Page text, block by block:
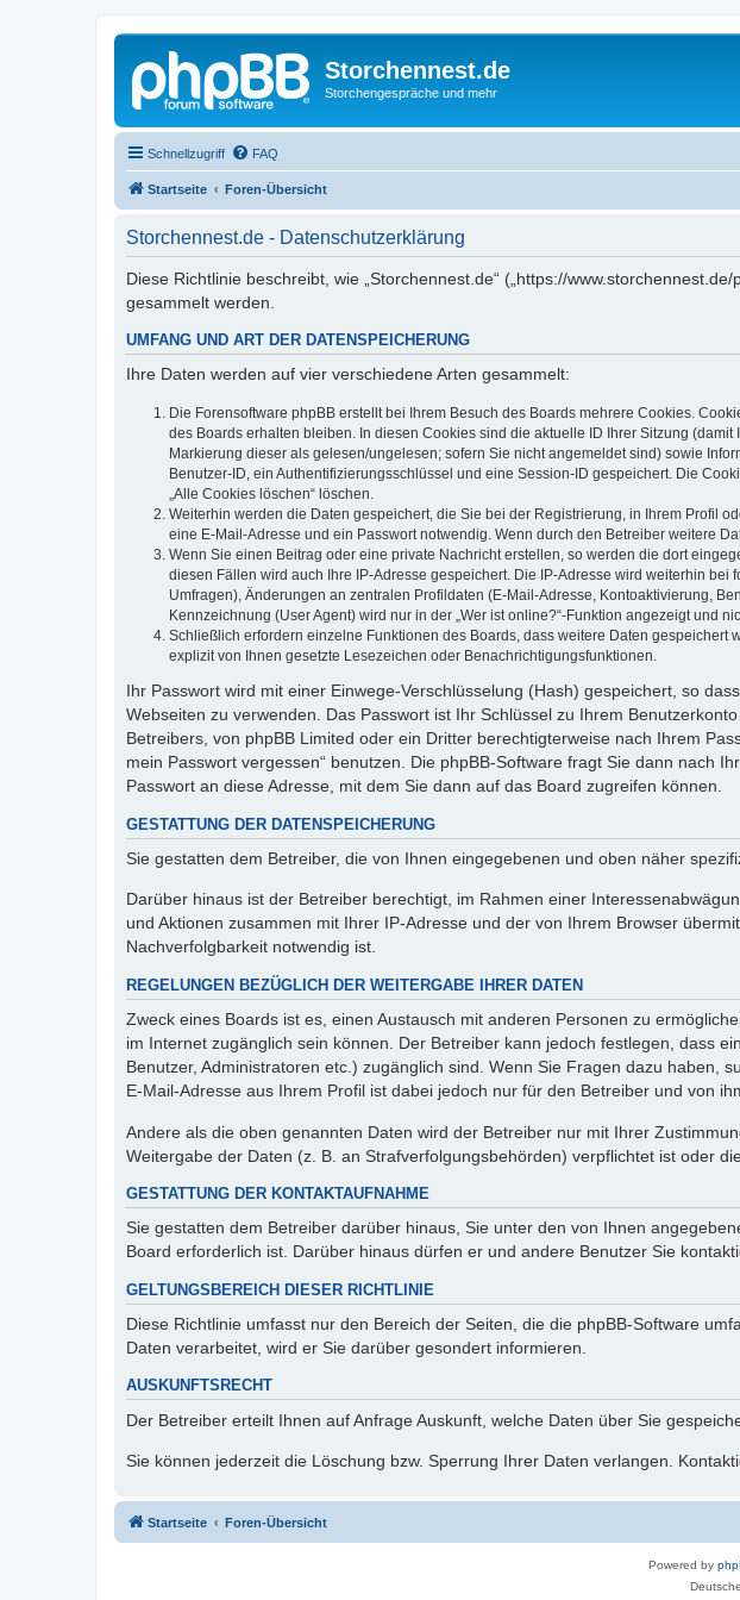
Storchennest.de
Storchengespräche und mehr
Schnellzugriff FAQ
Startseite Foren-Übersicht
Storchennest.de - Datenschutzerklärung
Diese Richtlinie beschreibt, wie „Storchennest.de“ („https://
gesammelt werden.
UMFANG UND ART DER DATENSPEICHERUNG
Ihre Daten werden auf vier verschiedene Arten gesammelt:
Die Forensoftware phpBB erstellt bei Ihrem Besuch des Boards mehrere Cookies.
des Boards erhalten bleiben. In diesen Cookies sind die aktuelle ID Ihrer Sitzung
Markierung dieser als gelesen/ungelesen; sofern Sie nicht angemeldet sind) sowie
Benutzer-ID, ein Authentifizierungsschlüssel und eine Session-ID gespeichert. Die
„Alle Cookies löschen“ löschen.
Weiterhin werden die Daten gespeichert, die Sie bei der Registrierung, in Ihrem Profil
eine E-Mail-Adresse und ein Passwort notwendig. Wenn durch den Betreiber weitere
Wenn Sie einen Beitrag oder eine private Nachricht erstellen, so werden die dort
diesen Fällen wird auch Ihre IP-Adresse gespeichert. Die IP-Adresse wird weiterhin
Umfragen), Änderungen an zentralen Profildaten (E-Mail-Adresse, Kontoaktivierung,
Kennzeichnung (User Agent) wird nur in der „Wer ist online?“-Funktion angezeigt und
Schließlich erfordern einzelne Funktionen des Boards, dass weitere Daten
explizit von Ihnen gesetzte Lesezeichen oder Benachrichtigungsfunktionen.
Ihr Passwort wird mit einer Einwege-Verschlüsselung (Hash) gespeichert, so
Webseiten zu verwenden. Das Passwort ist Ihr Schlüssel zu Ihrem
Betreibers, von phpBB Limited oder ein Dritter berechtigterweise nach Ihrem
mein Passwort vergessen“ benutzen. Die phpBB-Software fragt Sie dann nach
Passwort an diese Adresse, mit dem Sie dann auf das Board zugreifen können.
GESTATTUNG DER DATENSPEICHERUNG
Sie gestatten dem Betreiber, die von Ihnen eingegebenen und oben näher
Darüber hinaus ist der Betreiber berechtigt, im Rahmen einer
und Aktionen zusammen mit Ihrer IP-Adresse und der von Ihrem Browser
Nachverfolgbarkeit notwendig ist.
REGELUNGEN BEZÜGLICH DER WEITERGABE IHRER DATEN
Zweck eines Boards ist es, einen Austausch mit anderen Personen zu
im Internet zugänglich sein können. Der Betreiber kann jedoch festlegen, dass
Benutzer, Administratoren etc.) zugänglich sind. Wenn Sie Fragen dazu haben,
E-Mail-Adresse aus Ihrem Profil ist dabei jedoch nur für den Betreiber und von
Andere als die oben genannten Daten wird der Betreiber nur mit Ihrer
Weitergabe der Daten (z. B. an Strafverfolgungsbehörden) verpflichtet ist oder
GESTATTUNG DER KONTAKTAUFNAHME
Sie gestatten dem Betreiber darüber hinaus, Sie unter den von Ihnen
Board erforderlich ist. Darüber hinaus dürfen er und andere Benutzer Sie
GELTUNGSBEREICH DIESER RICHTLINIE
Diese Richtlinie umfasst nur den Bereich der Seiten, die die phpBB-Software
Daten verarbeitet, wird er Sie darüber gesondert informieren.
AUSKUNFTSRECHT
Der Betreiber erteilt Ihnen auf Anfrage Auskunft, welche Daten über Sie
Sie können jederzeit die Löschung bzw. Sperrung Ihrer Daten verlangen.
Startseite Foren-Übersicht
Powered by